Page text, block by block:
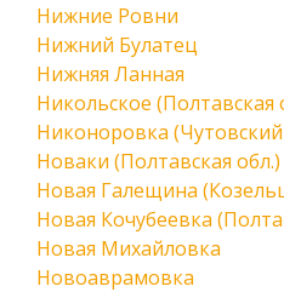
Нижние Ровни
Нижний Булатец
Нижняя Ланная
Никольское (Полтавская
Никоноровка
Новаки (Полтавская обл.)
Новая Галещина
Новая Кочубеевка
Новая Михайловка
Новоаврамовка